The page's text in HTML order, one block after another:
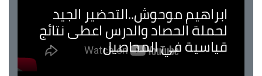
ابراهيم موحوش..التحضير الجيد
لحملة الحصاد والدرس اعطى نتائج
قياسية في المحاصيل